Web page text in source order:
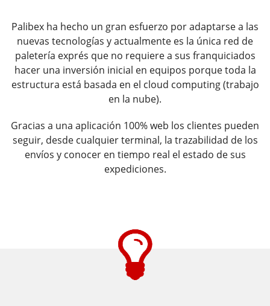
Palibex ha hecho un gran esfuerzo por adaptarse a las
nuevas tecnologías yactualmente es la única red de
paletería exprés que no requiere a sus franquiciados
hacer una inversión inicial en equipos porque toda la
estructura está basada en el cloud computing (trabajo
en la nube).
Gracias a una aplicación 100% web los clientes pueden
seguir, desdecualquier terminal, la trazabilidad de los
envíos y conocer en tiempo real el estado de sus
expediciones.